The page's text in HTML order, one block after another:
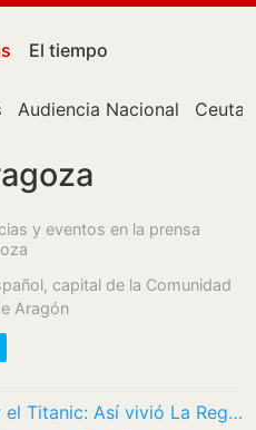
El tiempo
Audiencia Nacional Ceuta
y eventos en la prensa
capital de la Comunidad
Aragón
El Sol, la sangre y el Titanic: Así vivió La Región el eclipse de 1912 en Ourense